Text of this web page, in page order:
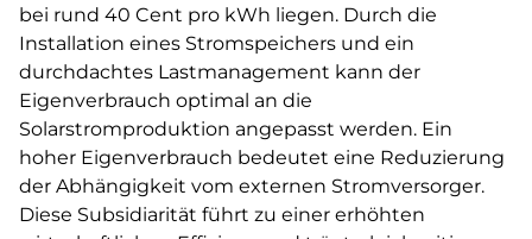
bei rund 40 Cent pro kWh liegen. Durch die
Installation eines Stromspeichers und ein
durchdachtes Lastmanagement kann der
Eigenverbrauch optimal an die
Solarstromproduktion angepasst werden. Ein
hoher Eigenverbrauch bedeutet eine Reduzierung
der Abhängigkeit vom externen Stromversorger.
Diese Subsidiarität führt zu einer erhöhten